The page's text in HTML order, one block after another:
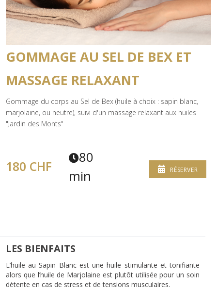
GOMMAGE AU SEL DE BEX ET
MASSAGE RELAXANT
Gommage du corps au Sel de Bex (huile à choix : sapin blanc,
marjolaine, ou neutre), suivi d'un massage relaxant aux huiles
"Jardin des Monts"
180 CHF
80
min
RÉSERVER
LES BIENFAITS
L’huile au Sapin Blanc est une huile stimulante et tonifiante
alors que l’huile de Marjolaine est plutôt utilisée pour un soin
détente en cas de stress et de tensions musculaires.